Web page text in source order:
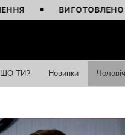
ВИГОТОВЛЕНО В
ШО ТИ? Новинки